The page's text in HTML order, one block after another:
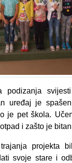
podizanja
uređaj je
je pet škola.
i zašto je
projekta
svoje stare i